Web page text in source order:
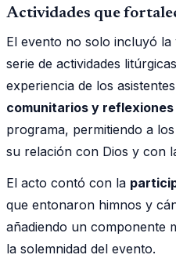
Actividades que
El evento no solo incluyó
serie de actividades
experiencia de los
comunitarios y reflexiones
programa, permitiendo a
su relación con Dios y con
El acto contó con la
que entonaron himnos y
añadiendo un componente
la solemnidad del evento.